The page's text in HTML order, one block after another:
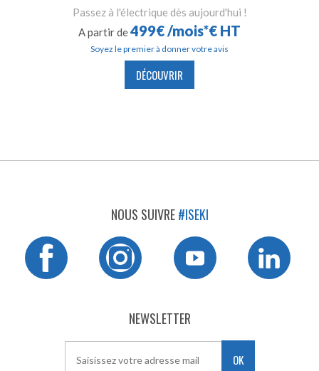
Passez à l'électrique dès aujourd'hui !
A partir de499€ /mois*€ HT
Soyez le premier à donner votre avis
DÉCOUVRIR
NOUS SUIVRE#ISEKI
NEWSLETTER
OK